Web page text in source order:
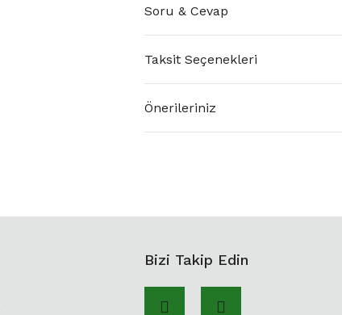
Soru & Cevap
Taksit Seçenekleri
Önerileriniz
Bizi Takip Edin